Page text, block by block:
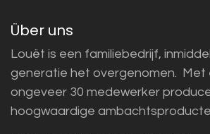
Über uns
Louët is een familiebedrijf,
generatie het overgenomen. Met
ongeveer 30 medewerker
hoogwaardige